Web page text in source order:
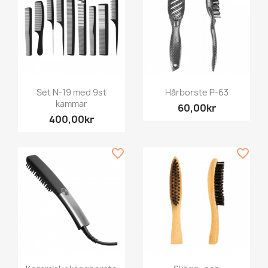
Set N-19 med 9st
kammar
400,00kr
Hårborste P-63
60,00kr
favorite_border favorite_border